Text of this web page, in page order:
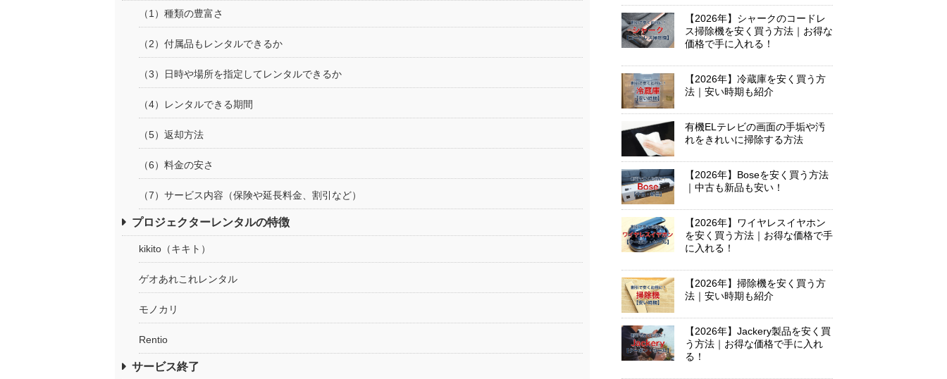
（1）種類の豊富さ
（2）付属品もレンタルできるか
（3）日時や場所を指定してレンタルできるか
（4）レンタルできる期間
（5）返却方法
（6）料金の安さ
（7）サービス内容（保険や延長料金、割引など）
プロジェクターレンタルの特徴
kikito（キキト）
ゲオあれこれレンタル
モノカリ
Rentio
サービス終了
【2026年】シャークのコードレ
ス掃除機を安く買う方法｜お得な
価格で手に入れる！
【2026年】冷蔵庫を安く買う方
法｜安い時期も紹介
有機ELテレビの画面の手垢や汚
れをきれいに掃除する方法
【2026年】Boseを安く買う方法
｜中古も新品も安い！
【2026年】ワイヤレスイヤホン
を安く買う方法｜お得な価格で手
に入れる！
【2026年】掃除機を安く買う方
法｜安い時期も紹介
【2026年】Jackery製品を安く買
う方法｜お得な価格で手に入れ
る！